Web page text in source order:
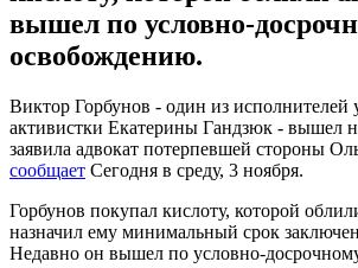
вышел по условно-
освобождению.
Виктор Горбунов - один из исполнителей
активистки Екатерины Гандзюк - вышел
заявила адвокат потерпевшей стороны
сообщает Сегодня в среду, 3 ноября.
Горбунов покупал кислоту, которой
назначил ему минимальный срок
Недавно он вышел по условно-